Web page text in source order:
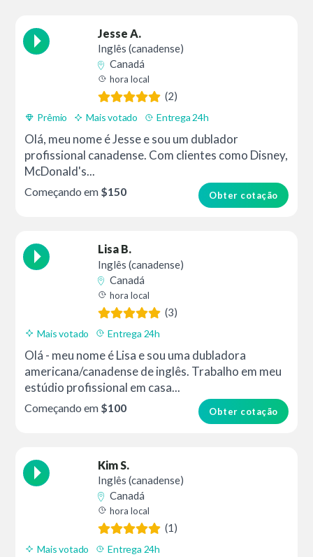
Jesse A.
Inglês (canadense)
Canadá
hora local
(2)
Prêmio Mais votado Entrega 24h
Olá, meu nome é Jesse e sou um dublador
profissional canadense. Com clientes como Disney,
McDonald's...
Obter cotação
Começando em $150
Lisa B.
Inglês (canadense)
Canadá
hora local
(3)
Mais votado Entrega 24h
Olá - meu nome é Lisa e sou uma dubladora
americana/canadense de inglês. Trabalho em meu
estúdio profissional em casa...
Obter cotação
Começando em $100
Kim S.
Inglês (canadense)
Canadá
hora local
(1)
Mais votado Entrega 24h